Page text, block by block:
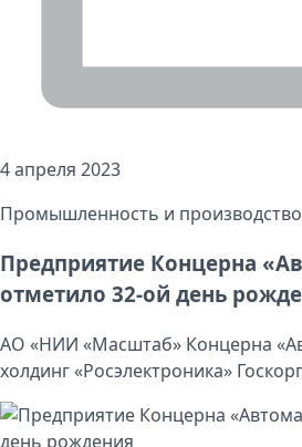
4 апреля 2023
Промышленность и производство
Предприятие Концерна
отметило 32-ой день
АО «НИИ «Масштаб» Концерна
холдинг «Росэлектроника»